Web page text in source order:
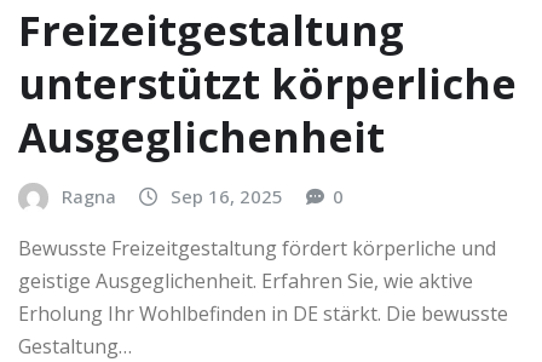
Freizeitgestaltung
unterstützt körperliche
Ausgeglichenheit
Ragna Sep 16, 2025 0
Bewusste Freizeitgestaltung fördert körperliche und
geistige Ausgeglichenheit. Erfahren Sie, wie aktive
Erholung Ihr Wohlbefinden in DE stärkt. Die bewusste
Gestaltung…